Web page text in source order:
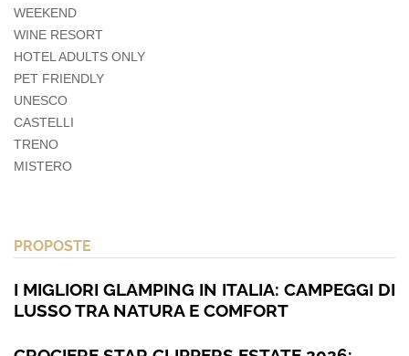
WEEKEND
WINE RESORT
HOTEL ADULTS ONLY
PET FRIENDLY
UNESCO
CASTELLI
TRENO
MISTERO
PROPOSTE
I MIGLIORI GLAMPING IN ITALIA: CAMPEGGI DI
LUSSO TRA NATURA E COMFORT